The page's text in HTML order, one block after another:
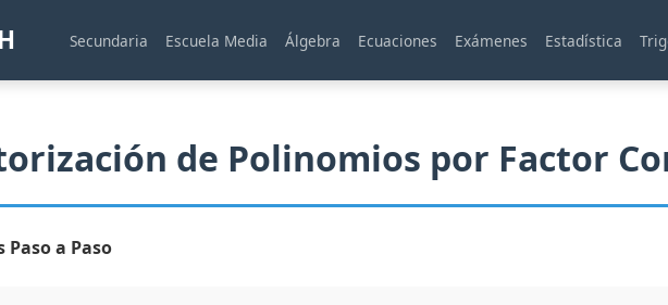
Secundaria Escuela Media Álgebra Ecuaciones Exámenes Estadística
de Polinomios por Factor
a Paso